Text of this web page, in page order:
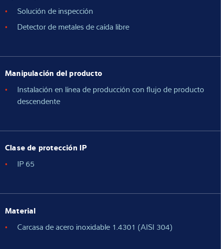
Solución de inspección
Detector de metales de caída libre
Manipulación del producto
Instalación en línea de producción con flujo de producto
descendente
Clase de protección IP
IP 65
Material
Carcasa de acero inoxidable 1.4301 (AISI 304)